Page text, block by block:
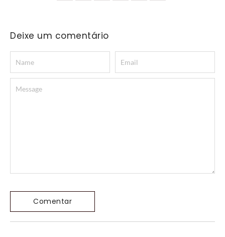
Deixe um comentário